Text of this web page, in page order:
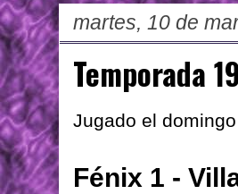
martes, 10 de
Temporada
Jugado el
Fénix 1 -